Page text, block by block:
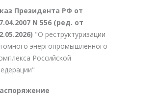
Президента РФ от
N 556 (ред. от
"О реструктуризации
энергопромышленного
Российской